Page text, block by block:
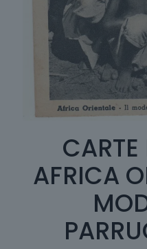
CARTE
AFRICA